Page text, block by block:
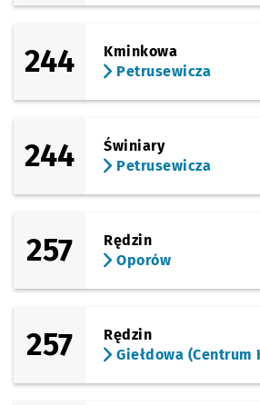
244
Kminkowa
Petrusewicza
244
Świniary
Petrusewicza
257
Rędzin
Oporów
257
Rędzin
Giełdowa (Centrum